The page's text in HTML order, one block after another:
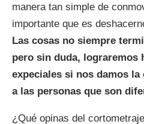
manera tan simple de
importante que es
Las cosas no siempre
pero sin duda, lograremos
expeciales si nos damos
a las personas que son
¿Qué opinas del cortometraje